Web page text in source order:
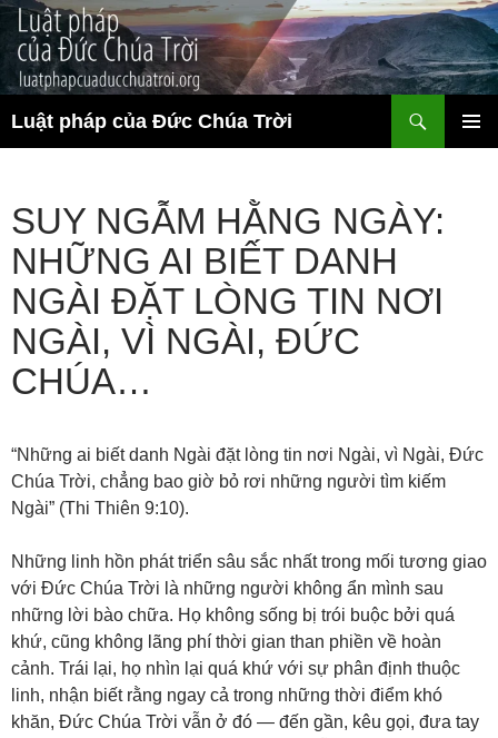
Chuyển
đến
nội
dung
Luật pháp của Đức Chúa Trời
kiếm
SUY NGẪM HẰNG NGÀY:
NHỮNG AI BIẾT DANH
NGÀI ĐẶT LÒNG TIN NƠI
NGÀI, VÌ NGÀI, ĐỨC
CHÚA…
“Những ai biết danh Ngài đặt lòng tin nơi Ngài, vì Ngài, Đức
Chúa Trời, chẳng bao giờ bỏ rơi những người tìm kiếm
Ngài” (Thi Thiên 9:10).
Những linh hồn phát triển sâu sắc nhất trong mối tương giao
với Đức Chúa Trời là những người không ẩn mình sau
những lời bào chữa. Họ không sống bị trói buộc bởi quá
khứ, cũng không lãng phí thời gian than phiền về hoàn
cảnh. Trái lại, họ nhìn lại quá khứ với sự phân định thuộc
linh, nhận biết rằng ngay cả trong những thời điểm khó
khăn, Đức Chúa Trời vẫn ở đó — đến gần, kêu gọi, đưa tay